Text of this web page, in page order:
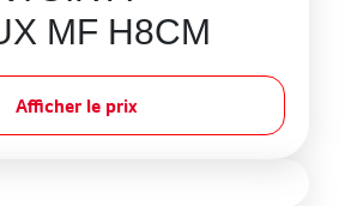
MF H8CM
Afficher le prix